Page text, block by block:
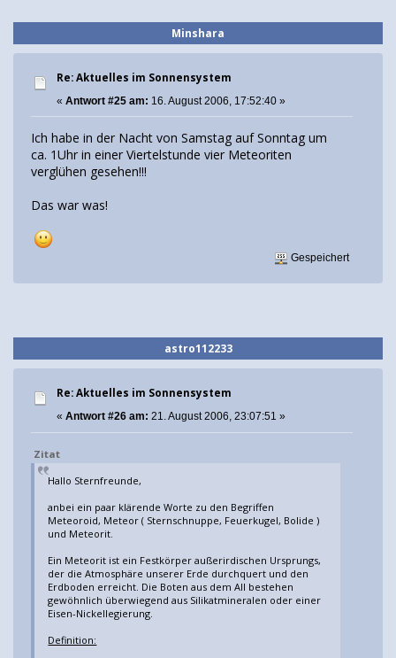
Minshara
Re: Aktuelles im Sonnensystem
« Antwort #25 am: 16. August 2006, 17:52:40 »
Ich habe in der Nacht von Samstag auf Sonntag um
ca. 1Uhr in einer Viertelstunde vier Meteoriten
verglühen gesehen!!!
Das war was!
Gespeichert
astro112233
Re: Aktuelles im Sonnensystem
« Antwort #26 am: 21. August 2006, 23:07:51 »
Zitat
Hallo Sternfreunde,
anbei ein paar klärende Worte zu den Begriffen
Meteoroid, Meteor ( Sternschnuppe, Feuerkugel, Bolide )
und Meteorit.
Ein Meteorit ist ein Festkörper außerirdischen Ursprungs,
der die Atmosphäre unserer Erde durchquert und den
Erdboden erreicht. Die Boten aus dem All bestehen
gewöhnlich überwiegend aus Silikatmineralen oder einer
Eisen-Nickellegierung.
Definition: